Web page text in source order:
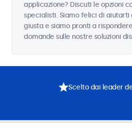
applicazione? Discuti le opzioni
specialisti. Siamo felici di
giusta e siamo pronti a
domande sulle nostre soluzioni
Scelto dai leader